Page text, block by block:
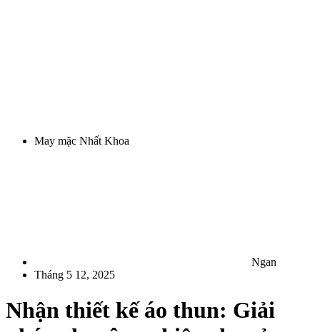
May mặc Nhất Khoa
Ngan
Tháng 5 12, 2025
Nhận thiết kế áo thun: Giải